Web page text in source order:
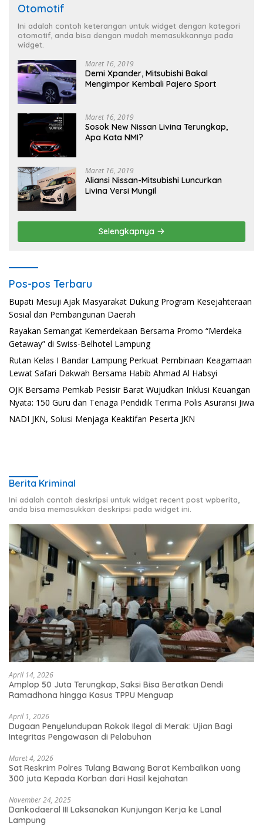
Otomotif
Ini adalah contoh keterangan untuk widget dengan kategori
otomotif, anda bisa dengan mudah memasukkannya pada
widget.
Maret 16, 2019
Demi Xpander, Mitsubishi Bakal
Mengimpor Kembali Pajero Sport
Maret 16, 2019
Sosok New Nissan Livina Terungkap,
Apa Kata NMI?
Maret 16, 2019
Aliansi Nissan-Mitsubishi Luncurkan
Livina Versi Mungil
Selengkapnya
Pos-pos Terbaru
Bupati Mesuji Ajak Masyarakat Dukung Program Kesejahteraan
Sosial dan Pembangunan Daerah
Rayakan Semangat Kemerdekaan Bersama Promo “Merdeka
Getaway” di Swiss-Belhotel Lampung
Rutan Kelas I Bandar Lampung Perkuat Pembinaan Keagamaan
Lewat Safari Dakwah Bersama Habib Ahmad Al Habsyi
OJK Bersama Pemkab Pesisir Barat Wujudkan Inklusi Keuangan
Nyata: 150 Guru dan Tenaga Pendidik Terima Polis Asuransi Jiwa
NADI JKN, Solusi Menjaga Keaktifan Peserta JKN
Berita Kriminal
Ini adalah contoh deskripsi untuk widget recent post wpberita,
anda bisa memasukkan deskripsi pada widget ini.
April 14, 2026
Amplop 50 Juta Terungkap, Saksi Bisa Beratkan Dendi
Ramadhona hingga Kasus TPPU Menguap
April 1, 2026
Dugaan Penyelundupan Rokok Ilegal di Merak: Ujian Bagi
Integritas Pengawasan di Pelabuhan
Maret 4, 2026
Sat Reskrim Polres Tulang Bawang Barat Kembalikan uang
300 juta Kepada Korban dari Hasil kejahatan
November 24, 2025
Dankodaeral III Laksanakan Kunjungan Kerja ke Lanal
Lampung